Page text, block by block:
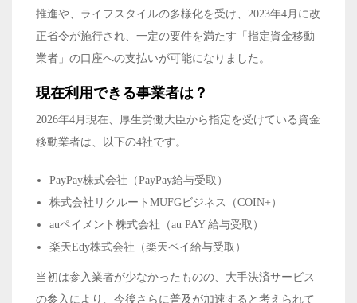
推進や、ライフスタイルの多様化を受け、2023年4月に改
正省令が施行され、一定の要件を満たす「指定資金移動
業者」の口座への支払いが可能になりました。
現在利用できる事業者は？
2026年4月現在、厚生労働大臣から指定を受けている資金
移動業者は、以下の4社です。
PayPay株式会社（PayPay給与受取）
株式会社リクルートMUFGビジネス（COIN+）
auペイメント株式会社（au PAY 給与受取）
楽天Edy株式会社（楽天ペイ給与受取）
当初は参入業者が少なかったものの、大手決済サービス
の参入により、今後さらに普及が加速すると考えられて